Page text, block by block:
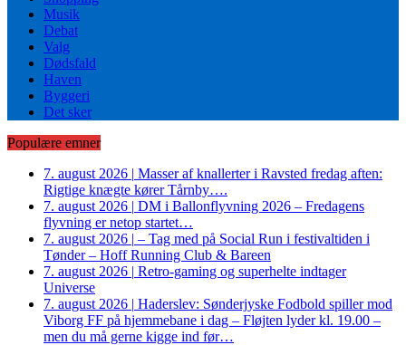
Musik
Debat
Valg
Dødsfald
Haven
Byggeri
Det sker
Populære emner
7. august 2026 | Masser af knallerter i Ravsted fredag aften:
Rigtige knægte kører Tårnby….
7. august 2026 | DM i Ballonflyvning 2026 – Fredagens
flyvning er netop startet…
7. august 2026 | – Tag med på Social Run i festivaltiden i
Tønder – Hoff Running Club & Bareen
7. august 2026 | Retro-gaming og superhelte indtager
Universe
7. august 2026 | Haderslev: Sønderjyske Fodbold spiller mod
Viborg FF på hjemmebane i dag – Fløjten lyder kl. 19.00 –
men du må gerne kigge ind før…